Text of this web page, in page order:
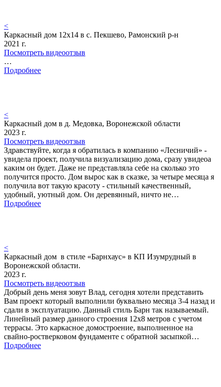
<
Каркасный дом 12х14 в с. Пекшево, Рамонский р-н
2021 г.
Посмотреть видеоотзыв
…
Подробнее
<
Каркасный дом в д. Медовка, Воронежской области
2023 г.
Посмотреть видеоотзыв
Здравствуйте, когда я обратилась в компанию «Лесничий» -
увидела проект, получила визуализацию дома, сразу увидеоа
каким он будет. Даже не представляла себе на сколько это
получится просто. Дом вырос как в сказке, за четыре месяца я
получила вот такую красоту - стильный качественный,
удобный, уютный дом. Он деревянный, ничто не…
Подробнее
<
Каркасный дом в стиле «Барнхаус» в КП Изумрудный в
Воронежской области.
2023 г.
Посмотреть видеоотзыв
Добрый день меня зовут Влад, сегодня хотели представить
Вам проект который выполнили буквально месяца 3-4 назад и
сдали в эксплуатацию. Данный стиль Барн так называемый.
Линейный размер данного строения 12х8 метров с учетом
террасы. Это каркасное домостроение, выполненное на
свайно-ростверковом фундаменте с обратной засыпкой…
Подробнее